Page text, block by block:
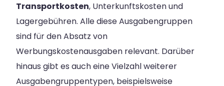
Transportkosten, Unterkunftskosten und
Lagergebühren. Alle diese Ausgabengruppen
sind für den Absatz von
Werbungskostenausgaben relevant. Darüber
hinaus gibt es auch eine Vielzahl weiterer
Ausgabengruppentypen, beispielsweise